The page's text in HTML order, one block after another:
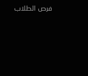
فرص الطلاب